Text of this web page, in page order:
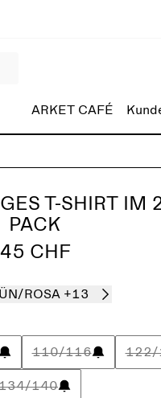
ARKET CAFÉ
T-SHIRT IM
PACK
45 CHF
ROSA +13
110/116 122/
140